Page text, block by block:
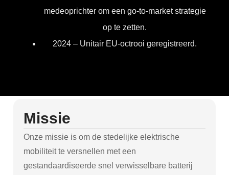
medeoprichter om een go-to-market strategie
op te zetten.
2024 – Unitair EU-octrooi geregistreerd.
Missie
Onze missie is om de stedelijke elektrische
mobiliteit te versnellen met een
gestandaardiseerde snel verwisselbare batterij